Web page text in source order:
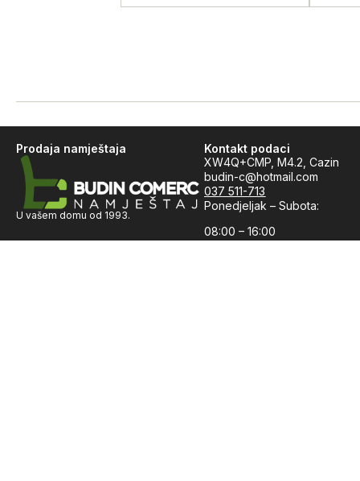
Prodaja namještaja
U vašem domu od 1993.
Kontakt podaci
XW4Q+CMP, M4.2, Cazin
budin-c@hotmail.com
037 511-713
Ponedjeljak – Subota:
08:00 – 16:00